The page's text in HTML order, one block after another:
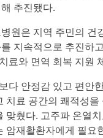
추진됐다.
원은 지역 주민의
지속적으로 추진하
료와 면역 회복 지원
다 안정감 있고 편안
치료 공간의 쾌적성
맞췄다. 고주파 온열
암재활환자에게 필요